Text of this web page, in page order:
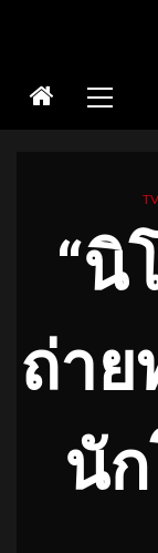
Menu
“นิ
ถ่า
นั